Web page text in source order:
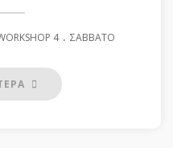
4 . ΣΆΒΒΑΤΟ